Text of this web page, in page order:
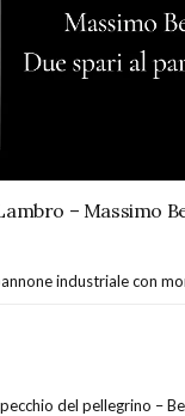
– Massimo
industriale con
del pellegrino –